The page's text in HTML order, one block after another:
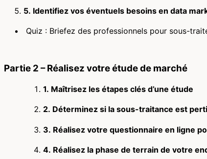
5. Identifiez vos éventuels besoins en data
Quiz : Briefez des professionnels pour sous-
Partie 2 – Réalisez votre étude de marché
1. Maîtrisez les étapes clés d’une étude
2. Déterminez si la sous-traitance est
3. Réalisez votre questionnaire en ligne
4. Réalisez la phase de terrain de votre